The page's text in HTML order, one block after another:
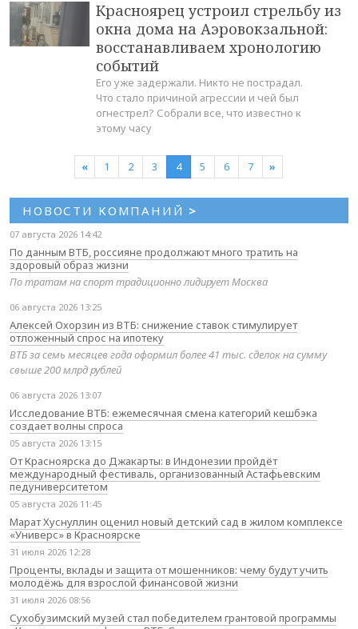
Красноярец устроил стрельбу из
окна дома на Аэровокзальной:
восстанавливаем хронологию
событий
Его уже задержали. Никто не пострадал.
Что стало причиной агрессии и чей был
огнестрел? Собрали все, что известно к
этому часу
« 1 2 3 4 5 6 7 »
НОВОСТИ КОМПАНИЙ >
07 августа 2026 14:42
По данным ВТБ, россияне продолжают много тратить на
здоровый образ жизни
По тратам на спорт традиционно лидирует Москва
06 августа 2026 13:25
Алексей Охорзин из ВТБ: снижение ставок стимулирует
отложенный спрос на ипотеку
ВТБ за семь месяцев года оформил более 41 тыс. сделок на сумму
свыше 200 млрд рублей
06 августа 2026 13:07
Исследование ВТБ: ежемесячная смена категорий кешбэка
создает волны спроса
05 августа 2026 13:15
От Красноярска до Джакарты: в Индонезии пройдёт
международный фестиваль, организованный Астафьевским
педуниверситетом
05 августа 2026 11:45
Марат Хуснуллин оценил новый детский сад в жилом комплексе
«Универс» в Красноярске
31 июля 2026 12:28
Проценты, вклады и защита от мошенников: чему будут учить
молодёжь для взрослой финансовой жизни
31 июля 2026 08:56
Сухобузимский музей стал победителем грантовой программы